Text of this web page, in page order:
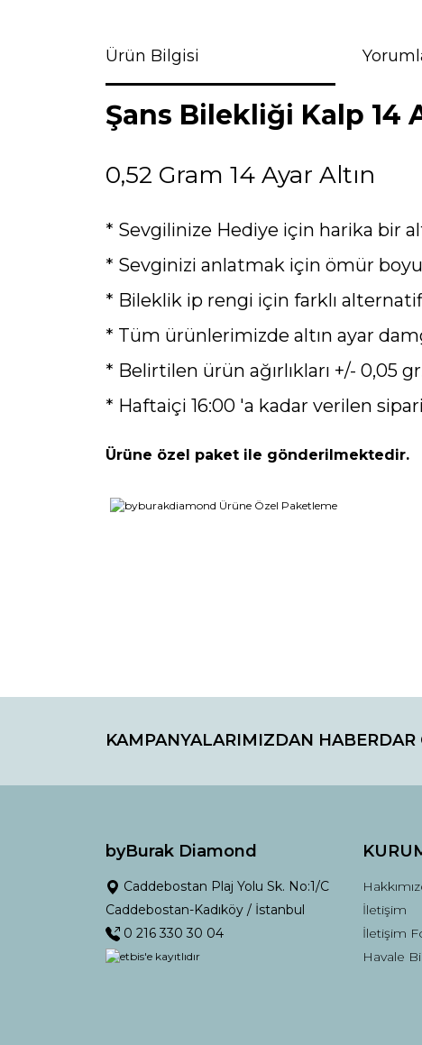
Ürün Bilgisi
Şans Bilekliği Kalp 14
0,52 Gram 14 Ayar Altın
* Sevgilinize Hediye için harika bir
* Sevginizi anlatmak için ömür
* Bileklik ip rengi için farklı
* Tüm ürünlerimizde altın ayar
* Belirtilen ürün ağırlıkları +/- 0,05
* Haftaiçi 16:00 'a kadar verilen
Ürüne özel paket ile gönderilmektedir.
Bu ürünün fiyat bilgisi, resim, ürün
KAMPANYALARIMIZDAN HABERDAR
byBurak Diamond
Caddebostan Plaj Yolu Sk. No:1/C
Caddebostan-Kadıköy / İstanbul
0 216 330 30 04
İletişim
İletişim
Havale